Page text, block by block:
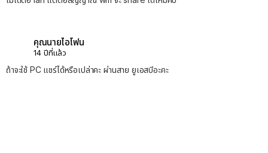
คุณนายไอโฟน
14 ปีที่แล้ว
ถ้าจะใช้ PC แชร์ได้หรือเปล่าคะ ผ่านสาย ยูเอสบีอะคะ